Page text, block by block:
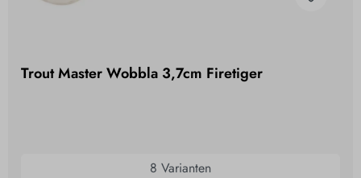
Trout Master Wobbla 3,7cm Firetiger
8 Varianten